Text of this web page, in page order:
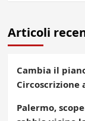
Articoli
Cambia il
Circoscrizione
Palermo,